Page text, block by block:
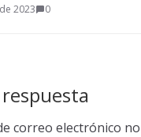
2023 0
correo electrónico